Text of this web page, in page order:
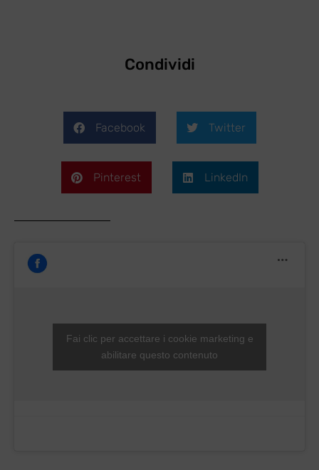
Condividi
Facebook Twitter
Pinterest LinkedIn
Fai clic per accettare i cookie marketing e
abilitare questo contenuto